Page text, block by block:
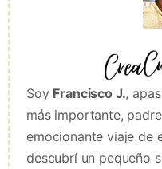
Soy Francisco J.,
más importante,
emocionante viaje de
descubrí un pequeño